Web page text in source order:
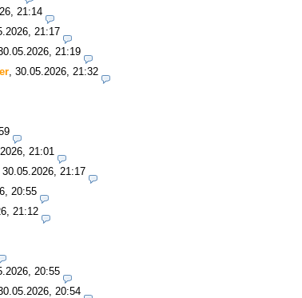
21:14
21:17
21:19
30.05.2026, 21:32
21:01
30.05.2026, 21:17
20:55
21:12
20:55
20:54